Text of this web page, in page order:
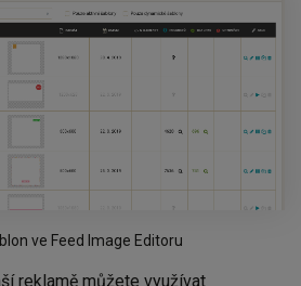
ve Feed Image Editoru
reklamě můžete využívat